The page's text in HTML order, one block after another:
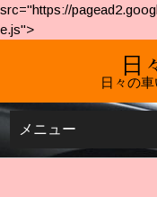
src="https://
e.js">
日
日々の
メニュー